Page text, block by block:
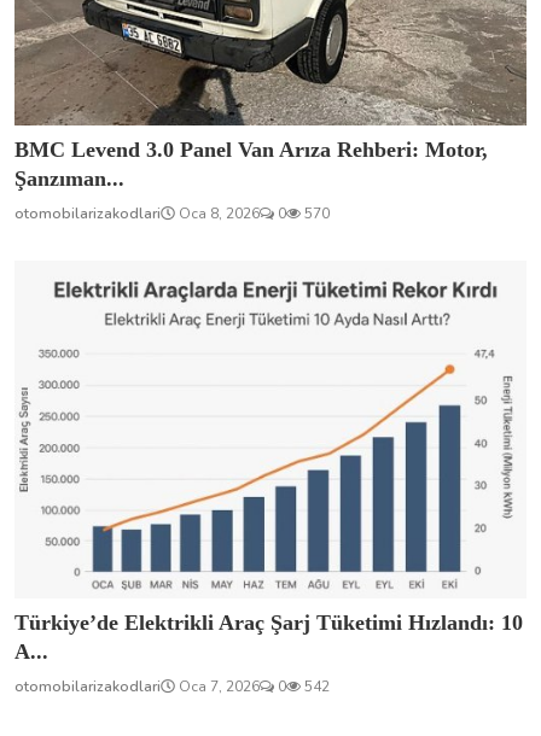
BMC Levend 3.0 Panel Van Arıza Rehberi: Motor,
Şanzıman...
otomobilarizakodlari Oca 8, 2026 0 570
Türkiye’de Elektrikli Araç Şarj Tüketimi Hızlandı: 10
A...
otomobilarizakodlari Oca 7, 2026 0 542